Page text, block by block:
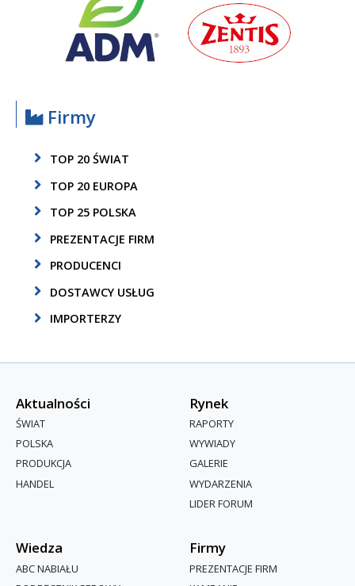
Firmy
TOP 20 ŚWIAT
TOP 20 EUROPA
TOP 25 POLSKA
PREZENTACJE FIRM
PRODUCENCI
DOSTAWCY USŁUG
IMPORTERZY
Aktualności
ŚWIAT
POLSKA
PRODUKCJA
HANDEL
Rynek
RAPORTY
WYWIADY
GALERIE
WYDARZENIA
LIDER FORUM
Wiedza
ABC NABIAŁU
Firmy
PREZENTACJE FIRM